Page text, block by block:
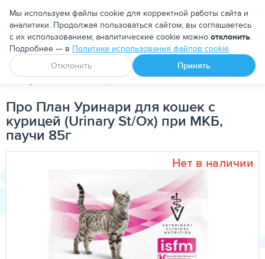
Москва
Апоквел Ветмедин От блох и клещей
PetDog Кошкам Корма для кошек Лечебно-
Про План Уринари для кошек с
курицей (Urinary St/Ox) при МКБ,
паучи 85г
Нет в наличии
Мы используем файлы cookie для корректной работы сайта и
аналитики. Продолжая пользоваться сайтом, вы соглашаетесь
с их использованием; аналитические cookie можно отклонить.
Подробнее — в Политике использования файлов cookie.
Отклонить
Принять